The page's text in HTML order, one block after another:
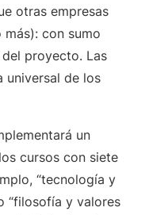
otras empresas
con sumo
proyecto. Las
universal de los
un
cursos con siete
“tecnología y
“filosofía y valores